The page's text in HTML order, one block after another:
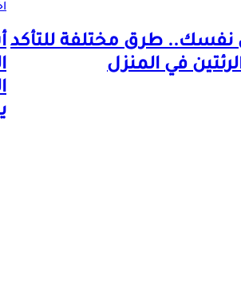
نفسك.. طرق مختلفة للتأكد
في المنزل